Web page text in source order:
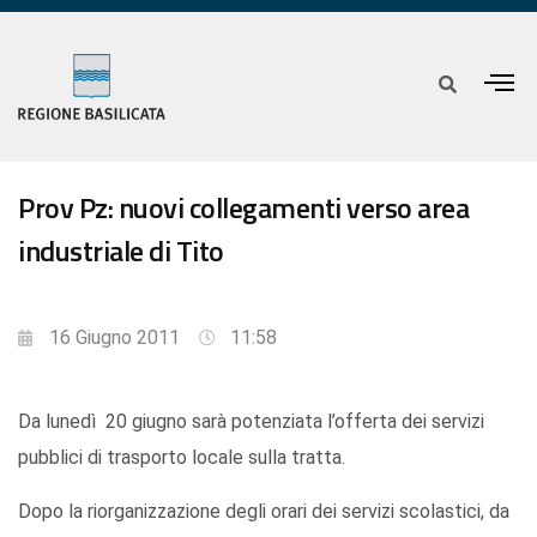
Prov Pz: nuovi collegamenti verso area
industriale di Tito
16 Giugno 2011 11:58
Da lunedì 20 giugno sarà potenziata l’offerta dei servizi
pubblici di trasporto locale sulla tratta.
Dopo la riorganizzazione degli orari dei servizi scolastici, da